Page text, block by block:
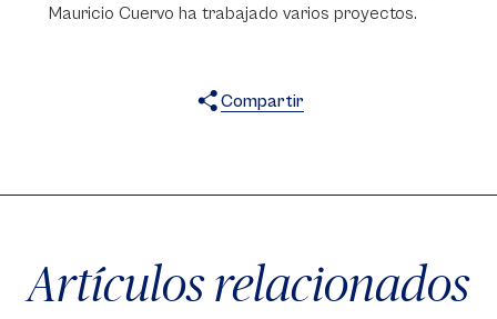
Mauricio Cuervo ha trabajado varios proyectos.
Compartir
Artículos relacionados